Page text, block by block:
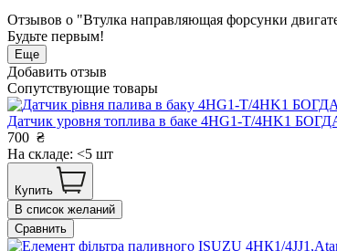
Отзывов о "Втулка направляющая форсунки
Будьте первым!
Еще
Добавить отзыв
Сопутствующие товары
Датчик уровня топлива в баке 4HG1-T/4HK1
700 ₴
На складе: <5 шт
Купить
В список желаний
Сравнить